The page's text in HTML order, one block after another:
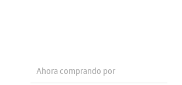
Ahora comprando por